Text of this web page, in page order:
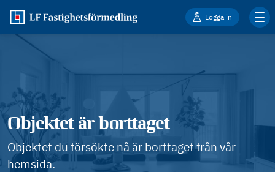
Logga in
Objektet är borttaget
Objektet du försökte nå är borttaget från vår
hemsida.